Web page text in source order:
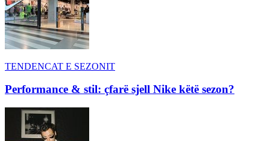
TENDENCAT E SEZONIT
Performance & stil: çfarë sjell Nike këtë sezon?